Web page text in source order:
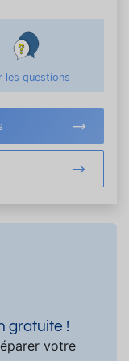
les questions
gratuite !
votre